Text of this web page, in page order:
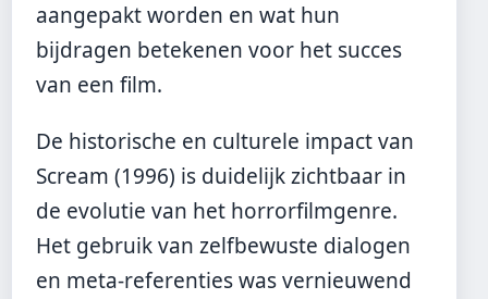
aangepakt worden en wat hun
bijdragen betekenen voor het succes
van een film.
De historische en culturele impact van
Scream (1996) is duidelijk zichtbaar in
de evolutie van het horrorfilmgenre.
Het gebruik van zelfbewuste dialogen
en meta-referenties was vernieuwend